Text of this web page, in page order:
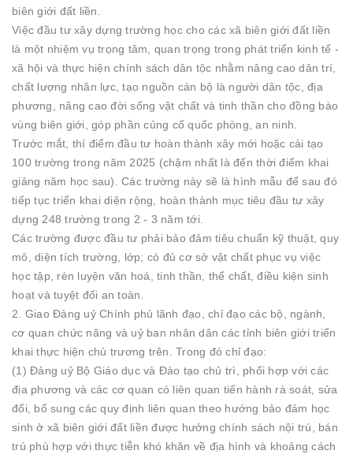
biên giới đất liền.
Việc đầu tư xây dựng trường học cho các xã biên giới đất liền
là một nhiệm vụ trọng tâm, quan trọng trong phát triển kinh tế -
xã hội và thực hiện chính sách dân tộc nhằm nâng cao dân trí,
chất lượng nhân lực, tạo nguồn cán bộ là người dân tộc, địa
phương, nâng cao đời sống vật chất và tinh thần cho đồng bào
vùng biên giới, góp phần củng cố quốc phòng, an ninh.
Trước mắt, thí điểm đầu tư hoàn thành xây mới hoặc cải tạo
100 trường trong năm 2025 (chậm nhất là đến thời điểm khai
giảng năm học sau). Các trường này sẽ là hình mẫu để sau đó
tiếp tục triển khai diện rộng, hoàn thành mục tiêu đầu tư xây
dựng 248 trường trong 2 - 3 năm tới.
Các trường được đầu tư phải bảo đảm tiêu chuẩn kỹ thuật, quy
mô, diện tích trường, lớp; có đủ cơ sở vật chất phục vụ việc
học tập, rèn luyện văn hoá, tinh thần, thể chất, điều kiện sinh
hoạt và tuyệt đối an toàn.
2. Giao Đảng uỷ Chính phủ lãnh đạo, chỉ đạo các bộ, ngành,
cơ quan chức năng và uỷ ban nhân dân các tỉnh biên giới triển
khai thực hiện chủ trương trên. Trong đó chỉ đạo:
(1) Đảng uỷ Bộ Giáo dục và Đào tạo chủ trì, phối hợp với các
địa phương và các cơ quan có liên quan tiến hành rà soát, sửa
đổi, bổ sung các quy định liên quan theo hướng bảo đảm học
sinh ở xã biên giới đất liền được hưởng chính sách nội trú, bán
trú phù hợp với thực tiễn khó khăn về địa hình và khoảng cách